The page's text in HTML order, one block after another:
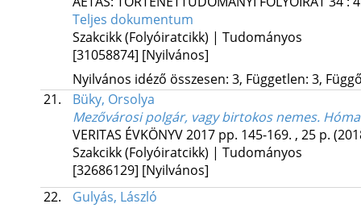
Teljes dokumentum
Szakcikk (Folyóiratcikk) | Tudományos
[31058874] [Nyilvános]
Nyilvános idéző összesen: 3, Független: 3,
21.
Büky, Orsolya
Mezővárosi polgár, vagy birtokos nemes.
VERITAS ÉVKÖNYV2017 pp. 145-169. , 25 p.
Szakcikk (Folyóiratcikk) | Tudományos
[32686129] [Nyilvános]
22.
Gulyás, László